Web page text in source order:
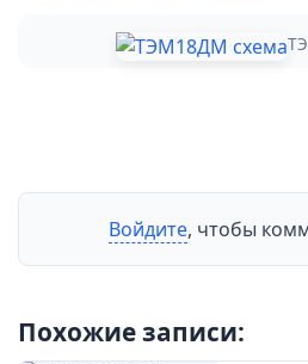
Войдите, чтобы
Похожие записи: